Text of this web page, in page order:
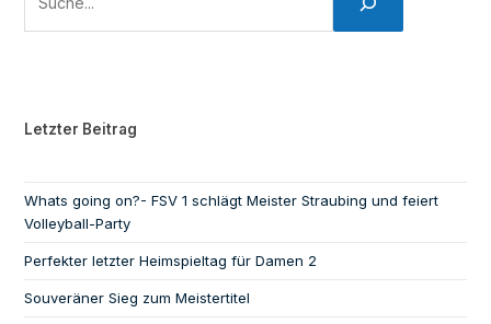
Letzter Beitrag
Whats going on?- FSV 1 schlägt Meister Straubing und feiert
Volleyball-Party
Perfekter letzter Heimspieltag für Damen 2
Souveräner Sieg zum Meistertitel